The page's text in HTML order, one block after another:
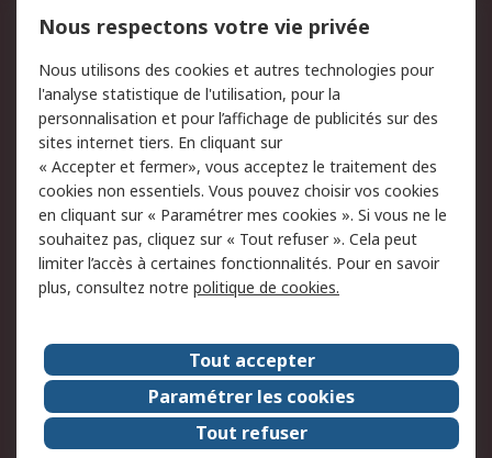
du site
Politique de protection
des données - Mise à
jour
Sécurité des E-mails
Conditions générales
de vente
Politique anti-
corruption
Campagnes marketing
A propos de RS
A propos de RS France
Evénements
Le groupe RS Group Plc
Presse
RS dans le monde
Démarche RSE
Nous rejoindre
RS Particuliers
Nous respectons votre vie privée
Nous utilisons des cookies et autres technologies pour
l'analyse statistique de l'utilisation, pour la
personnalisation et pour l’affichage de publicités sur des
sites internet tiers. En cliquant sur
« Accepter et fermer», vous acceptez le traitement des
cookies non essentiels. Vous pouvez choisir vos cookies
en cliquant sur « Paramétrer mes cookies ». Si vous ne le
souhaitez pas, cliquez sur « Tout refuser ». Cela peut
limiter l’accès à certaines fonctionnalités. Pour en savoir
plus, consultez notre politique de cookies.
Tout accepter
Paramétrer les cookies
Tout refuser